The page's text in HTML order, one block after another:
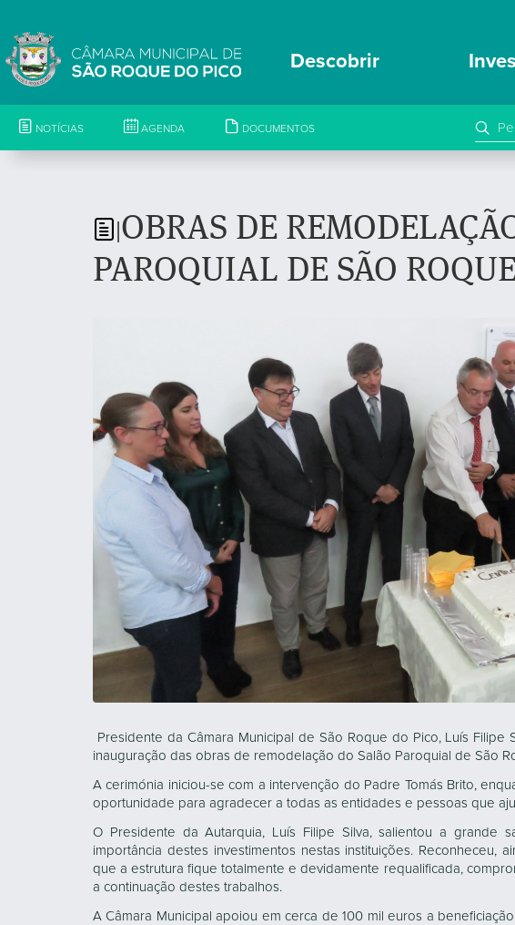
Descobrir
NOTÍCIAS AGENDA DOCUMENTOS
OBRAS DE
PAROQUIAL DE SÃO ROQUE
Presidente da Câmara Municipal de São Roque do Pico, Luís
inauguração das obras de remodelação do Salão Paroquial de São
A cerimónia iniciou-se com a intervenção do Padre Tomás Brito,
oportunidade para agradecer a todas as entidades e pessoas que
O Presidente da Autarquia, Luís Filipe Silva, salientou a grande
importância destes investimentos nestas instituições. Reconheceu,
que a estrutura fique totalmente e devidamente requalificada,
a continuação destes trabalhos.
A Câmara Municipal apoiou em cerca de 100 mil euros a